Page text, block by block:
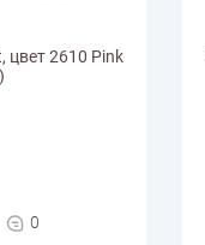
цвет 2610 Pink
0